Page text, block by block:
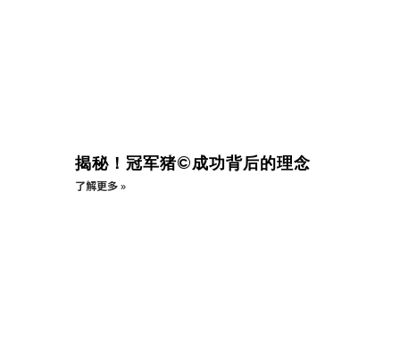
揭秘！冠军猪©成功背后的理念
了解更多 »